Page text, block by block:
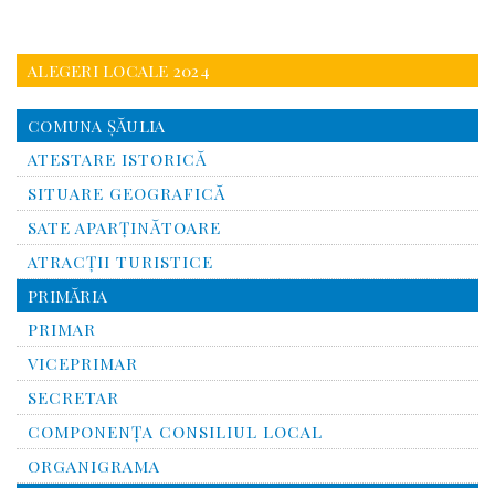
ALEGERI LOCALE 2024
COMUNA ŞĂULIA
ATESTARE ISTORICĂ
SITUARE GEOGRAFICĂ
SATE APARȚINĂTOARE
ATRACȚII TURISTICE
PRIMĂRIA
PRIMAR
VICEPRIMAR
SECRETAR
COMPONENȚA CONSILIUL LOCAL
ORGANIGRAMA